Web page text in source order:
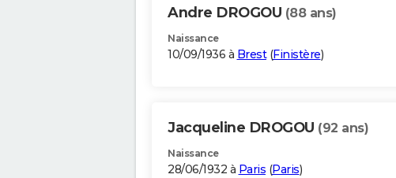
Andre DROGOU (88 ans)
Naissance
10/09/1936 à Brest(Finistère)
Jacqueline DROGOU (92 ans)
Naissance
28/06/1932 à Paris (Paris)